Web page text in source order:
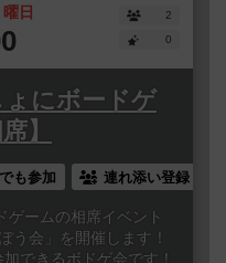
曜日
2
0
ょにボードゲ
】
も参加 連れ添い登録
ゲームの相席イベント
う会」を開催します！
できるボドゲ会です！